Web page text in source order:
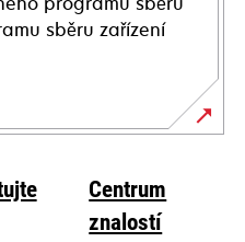
sběru zařízení
Centrum
znalostí